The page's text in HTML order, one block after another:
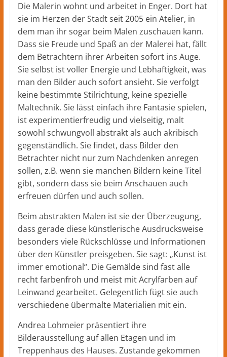
Die Malerin wohnt und arbeitet in Enger. Dort hat
sie im Herzen der Stadt seit 2005 ein Atelier, in
dem man ihr sogar beim Malen zuschauen kann.
Dass sie Freude und Spaß an der Malerei hat, fällt
dem Betrachtern ihrer Arbeiten sofort ins Auge.
Sie selbst ist voller Energie und Lebhaftigkeit, was
man den Bilder auch sofort ansieht. Sie verfolgt
keine bestimmte Stilrichtung, keine spezielle
Maltechnik. Sie lässt einfach ihre Fantasie spielen,
ist experimentierfreudig und vielseitig, malt
sowohl schwungvoll abstrakt als auch akribisch
gegenständlich. Sie findet, dass Bilder den
Betrachter nicht nur zum Nachdenken anregen
sollen, z.B. wenn sie manchen Bildern keine Titel
gibt, sondern dass sie beim Anschauen auch
erfreuen dürfen und auch sollen.
Beim abstrakten Malen ist sie der Überzeugung,
dass gerade diese künstlerische Ausdrucksweise
besonders viele Rückschlüsse und Informationen
über den Künstler preisgeben. Sie sagt: „Kunst ist
immer emotional“. Die Gemälde sind fast alle
recht farbenfroh und meist mit Acrylfarben auf
Leinwand gearbeitet. Gelegentlich fügt sie auch
verschiedene übermalte Materialien mit ein.
Andrea Lohmeier präsentiert ihre
Bilderausstellung auf allen Etagen und im
Treppenhaus des Hauses. Zustande gekommen